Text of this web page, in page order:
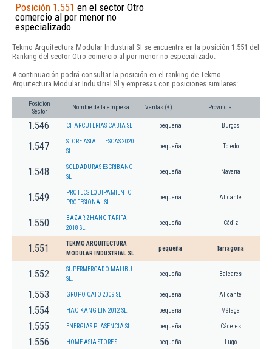
Posición 1.551 en el sector Otro
comercio al por menor no
especializado
Tekmo Arquitectura Modular Industrial Sl se encuentra en la posición 1.551 del
Ranking del sector Otro comercio al por menor no especializado.
A continuación podrá consultar la posición en el ranking de Tekmo
Arquitectura Modular Industrial Sl y empresas con posiciones similares:
Posición
Sector
Nombre de la empresa Ventas (€) Provincia
1.546 CHARCUTERIAS CABIA SL pequeña Burgos
1.547
STORE ASIA ILLESCAS 2020
SL.
pequeña Toledo
1.548
SOLDADURAS ESCRIBANO
SL
pequeña Navarra
1.549
PROTECS EQUIPAMIENTO
PROFESIONAL SL.
pequeña Alicante
1.550
BAZAR ZHANG TARIFA
2018 SL.
pequeña Cádiz
1.551
TEKMO ARQUITECTURA
MODULAR INDUSTRIAL SL
pequeña Tarragona
1.552
SUPERMERCADO MALIBU
SL.
pequeña Baleares
1.553 GRUPO CATO 2009 SL pequeña Alicante
1.554 HAO KANG LIN 2012 SL. pequeña Málaga
1.555 ENERGIAS PLASENCIA SL. pequeña Cáceres
1.556 HOME ASIA STORE SL. pequeña Lugo